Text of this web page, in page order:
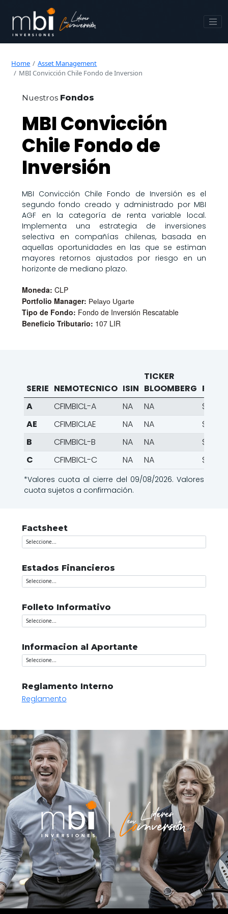
Home
Asset Management
MBI Convicción Chile Fondo de Inversion
Nuestros Fondos
MBI Convicción
Chile Fondo de
Inversión
MBI Convicción Chile Fondo de Inversión es el
segundo fondo creado y administrado por MBI
AGF en la categoría de renta variable local.
Implementa una estrategia de inversiones
selectiva en compañías chilenas, basada en
aquellas oportunidades en las que se estiman
mayores retornos ajustados por riesgo en un
horizonte de mediano plazo.
Moneda: CLP
Portfolio Manager: Pelayo Ugarte
Tipo de Fondo: Fondo de Inversión Rescatable
Beneficio Tributario: 107 LIR
SERIE NEMOTECNICO ISIN
TICKER
BLOOMBERG
A
CFIMBICL-A NA NA
AE
CFIMBICLAE NA NA
B
CFIMBICL-B NA NA
C
CFIMBICL-C NA NA
*Valores cuota al cierre del 09/08/2026. Valores
cuota sujetos a confirmación.
Factsheet
Estados Financieros
Folleto Informativo
Informacion al Aportante
Reglamento Interno
Reglamento